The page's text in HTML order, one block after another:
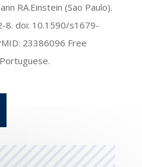
RA.Einstein (Sao Paulo).
8. doi: 10.1590/s1679-
23386096 Free